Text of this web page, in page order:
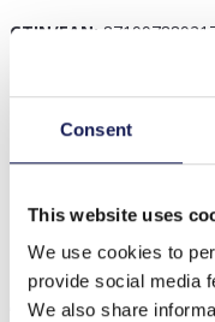
Consent
This website uses
We use cookies to
provide social media
We also share
GTIN/EAN:
Beschrijving
D-A17.1 N064-001S S.
Anderen kochten ook